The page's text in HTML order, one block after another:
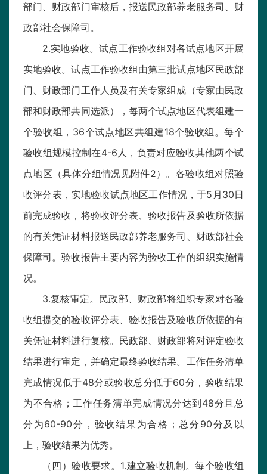
部门、财政部门审核后，报送民政部养老服务司、财
政部社会保障司。
2.实地验收。试点工作验收组对各试点地区开展
实地验收。试点工作验收组由第三批试点地区民政部
门、财政部门工作人员及有关专家组成（专家由民政
部和财政部共同选派），每两个试点地区代表组建一
个验收组，36个试点地区共组建18个验收组。每个
验收组规模控制在4-6人，负责对应验收其他两个试
点地区（具体分组情况见附件2）。各验收组对照验
收评分表，实地验收试点地区工作情况，于5月30日
前完成验收，将验收评分表、验收报告及验收所依据
的有关凭证材料报送民政部养老服务司、财政部社会
保障司。验收报告主要内容为验收工作的组织实施情
况。
3.复核审定。民政部、财政部将组织专家对各验
收组提交的验收评分表、验收报告及验收所依据的有
关凭证材料进行复核。民政部、财政部将对评定验收
结果进行审定，并确定最终验收结果。工作任务清单
完成情况低于48分或验收总分低于60分，验收结果
为不合格；工作任务清单完成情况分达到48分且总
分为60-90分，验收结果为合格；总分90分及以
上，验收结果为优秀。
（四）验收要求。1.建立验收机制。每个验收组